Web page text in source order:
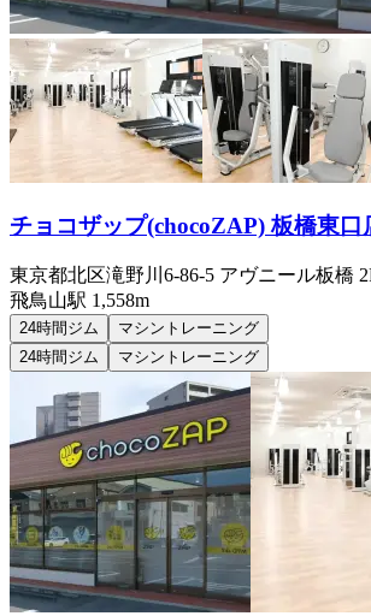
チョコザップ(chocoZAP) 板橋東口
東京都北区滝野川6-86-5 アヴニール板橋
飛鳥山駅 1,558m
24時間ジム
マシントレーニング
24時間ジム
マシントレーニング